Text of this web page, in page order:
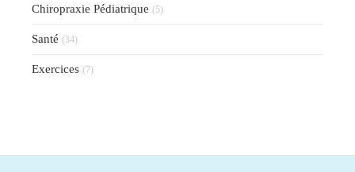
Chiropraxie Pédiatrique (5)
Santé (34)
Exercices (7)